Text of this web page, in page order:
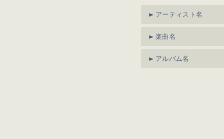
アーティスト名
楽曲名
アルバム名